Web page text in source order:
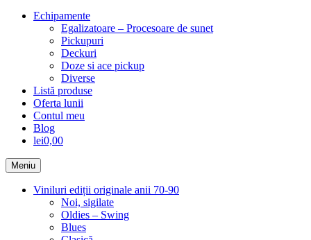
Echipamente
Egalizatoare – Procesoare de sunet
Pickupuri
Deckuri
Doze si ace pickup
Diverse
Listă produse
Oferta lunii
Contul meu
Blog
lei0,00
Meniu
Viniluri ediții originale anii 70-90
Noi, sigilate
Oldies – Swing
Blues